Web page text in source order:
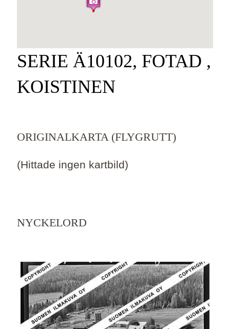
SERIE Ä10102, FOTAD ,
KOISTINEN
ORIGINALKARTA (FLYGRUTT)
(Hittade ingen kartbild)
NYCKELORD